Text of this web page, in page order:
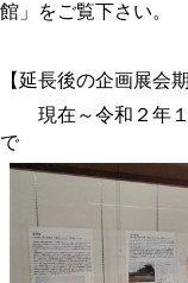
館」をご覧下さい。
【延長後の企画展会期
現在～令和２年１
で